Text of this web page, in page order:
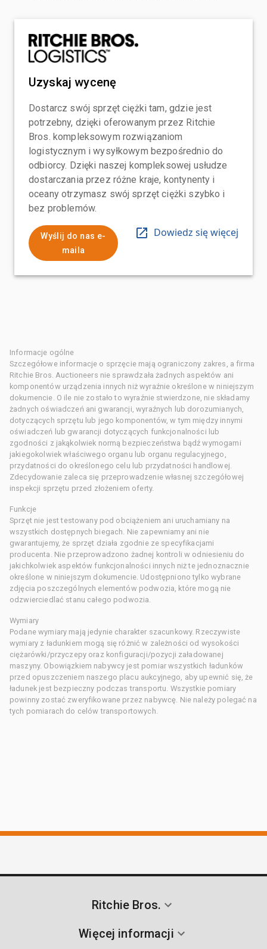
Uzyskaj wycenę
Dostarcz swój sprzęt ciężki tam, gdzie jest
potrzebny, dzięki oferowanym przez Ritchie
Bros. kompleksowym rozwiązaniom
logistycznym i wysyłkowym bezpośrednio do
odbiorcy. Dzięki naszej kompleksowej usłudze
dostarczania przez różne kraje, kontynenty i
oceany otrzymasz swój sprzęt ciężki szybko i
bez problemów.
Wyślij do nas e-
maila
Dowiedz się więcej
Informacje ogólne
Szczegółowe informacje o sprzęcie mają ograniczony zakres, a firma
Ritchie Bros. Auctioneers nie sprawdzała żadnych aspektów ani
komponentów urządzenia innych niż wyraźnie określone w niniejszym
dokumencie. O ile nie zostało to wyraźnie stwierdzone, nie składamy
żadnych oświadczeń ani gwarancji, wyraźnych lub dorozumianych,
dotyczących sprzętu lub jego komponentów, w tym między innymi
oświadczeń lub gwarancji dotyczących funkcjonalności lub
zgodności z jakąkolwiek normą bezpieczeństwa bądź wymogami
jakiegokolwiek właściwego organu lub organu regulacyjnego,
przydatności do określonego celu lub przydatności handlowej.
Zdecydowanie zaleca się przeprowadzenie własnej szczegółowej
inspekcji sprzętu przed złożeniem oferty.
Funkcje
Sprzęt nie jest testowany pod obciążeniem ani uruchamiany na
wszystkich dostępnych biegach. Nie zapewniamy ani nie
gwarantujemy, że sprzęt działa zgodnie ze specyfikacjami
producenta. Nie przeprowadzono żadnej kontroli w odniesieniu do
jakichkolwiek aspektów funkcjonalności innych niż te jednoznacznie
określone w niniejszym dokumencie. Udostępniono tylko wybrane
zdjęcia poszczególnych elementów podwozia, które mogą nie
odzwierciedlać stanu całego podwozia.
Wymiary
Podane wymiary mają jedynie charakter szacunkowy. Rzeczywiste
wymiary z ładunkiem mogą się różnić w zależności od wysokości
ciężarówki/przyczepy oraz konfiguracji/pozycji załadowanej
maszyny. Obowiązkiem nabywcy jest pomiar wszystkich ładunków
przed opuszczeniem naszego placu aukcyjnego, aby upewnić się, że
ładunek jest bezpieczny podczas transportu. Wszystkie pomiary
powinny zostać zweryfikowane przez nabywcę. Nie należy polegać na
tych pomiarach do celów transportowych.
Ritchie Bros.
Więcej informacji